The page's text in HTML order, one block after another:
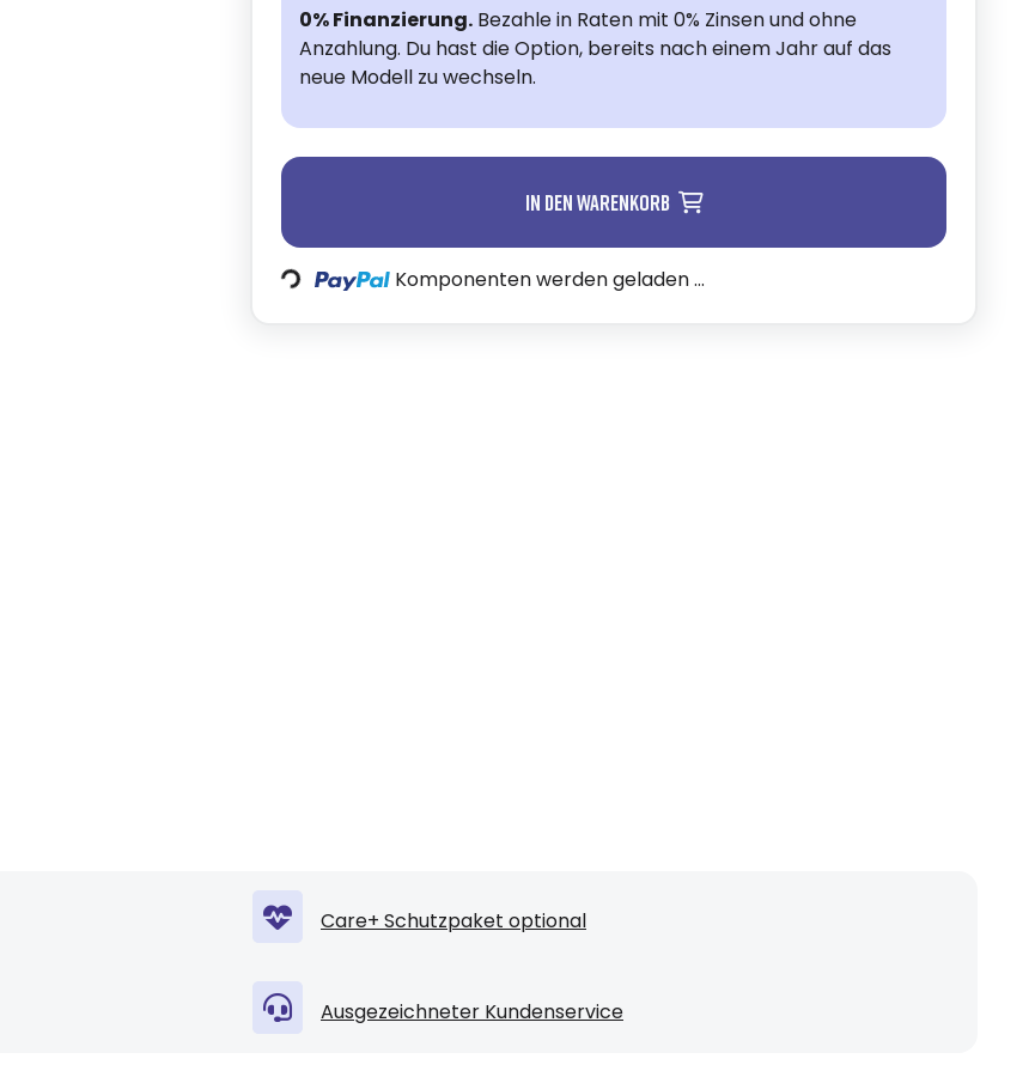
0% Finanzierung. Bezahle in Raten mit 0% Zinsen und ohne
Anzahlung. Du hast die Option, bereits nach einem Jahr auf das
neue Modell zu wechseln.
In den Warenkorb
Loading... Komponenten werden geladen ...
Care+ Schutzpaket optional
Ausgezeichneter Kundenservice